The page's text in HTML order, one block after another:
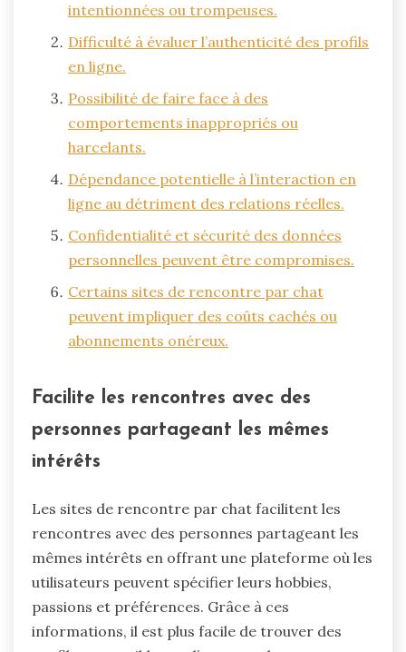
intentionnées ou trompeuses.
Difficulté à évaluer l’authenticité des profils
en ligne.
Possibilité de faire face à des
comportements inappropriés ou
harcelants.
Dépendance potentielle à l’interaction en
ligne au détriment des relations réelles.
Confidentialité et sécurité des données
personnelles peuvent être compromises.
Certains sites de rencontre par chat
peuvent impliquer des coûts cachés ou
abonnements onéreux.
Facilite les rencontres avec des
personnes partageant les mêmes
intérêts
Les sites de rencontre par chat facilitent les
rencontres avec des personnes partageant les
mêmes intérêts en offrant une plateforme où les
utilisateurs peuvent spécifier leurs hobbies,
passions et préférences. Grâce à ces
informations, il est plus facile de trouver des